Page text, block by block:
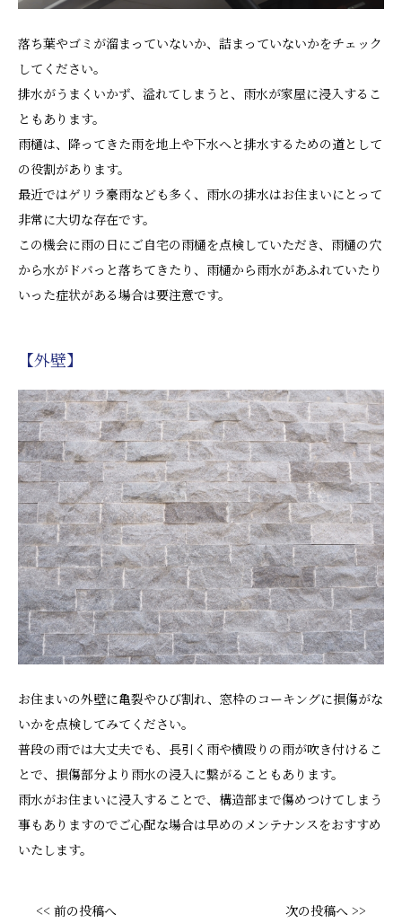
落ち葉やゴミが溜まっていないか、詰まっていないかをチェック
してください。
排水がうまくいかず、溢れてしまうと、雨水が家屋に浸入するこ
ともあります。
雨樋は、降ってきた雨を地上や下水へと排水するための道として
の役割があります。
最近ではゲリラ豪雨なども多く、雨水の排水はお住まいにとって
非常に大切な存在です。
この機会に雨の日にご自宅の雨樋を点検していただき、雨樋の穴
から水がドバっと落ちてきたり、雨樋から雨水があふれていたり
いった症状がある場合は要注意です。
【外壁】
お住まいの外壁に亀裂やひび割れ、窓枠のコーキングに損傷がな
いかを点検してみてください。
普段の雨では大丈夫でも、長引く雨や横殴りの雨が吹き付けるこ
とで、損傷部分より雨水の浸入に繋がることもあります。
雨水がお住まいに浸入することで、構造部まで傷めつけてしまう
事もありますのでご心配な場合は早めのメンテナンスをおすすめ
いたします。
<< 前の投稿へ
次の投稿へ >>